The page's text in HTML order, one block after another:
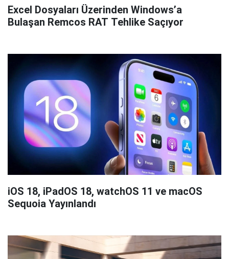
Excel Dosyaları Üzerinden Windows’a
Bulaşan Remcos RAT Tehlike Saçıyor
iOS 18, iPadOS 18, watchOS 11 ve macOS
Sequoia Yayınlandı